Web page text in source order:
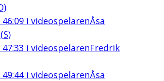
46:09i videospelarenÅsa
47:33 i videospelarenFredrik
49:44i videospelarenÅsa